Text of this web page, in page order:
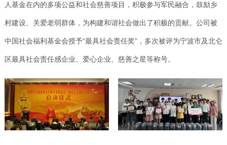
人基金在内的多项公益和社会慈善项目，积极参与军民融合，鼓励乡
村建设、关爱老弱群体，为构建和谐社会做出了积极的贡献。公司被
中国社会福利基金会授予“最具社会责任奖”，多次被评为宁波市及北仑
区最具社会责任感企业、爱心企业、慈善之星等称号。